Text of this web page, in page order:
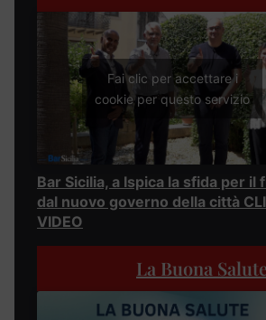
Fai clic per accettare i
cookie per questo servizio
Bar Sicilia, a Ispica la sfida per il
dal nuovo governo della città
VIDEO
La Buona Salute